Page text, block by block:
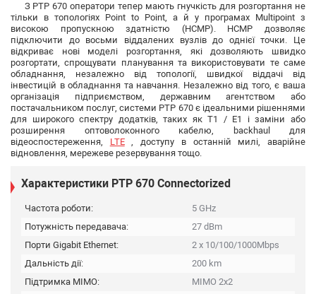
З PTP 670 оператори тепер мають гнучкість для розгортання не
тільки в топологіях Point to Point, а й у програмах Multipoint з
високою пропускною здатністю (HCMP). HCMP дозволяє
підключити до восьми віддалених вузлів до однієї точки. Це
відкриває нові моделі розгортання, які дозволяють швидко
розгортати, спрощувати планування та використовувати те саме
обладнання, незалежно від топології, швидкої віддачі від
інвестицій в обладнання та навчання. Незалежно від того, є ваша
організація підприємством, державним агентством або
постачальником послуг, системи PTP 670 є ідеальними рішеннями
для широкого спектру додатків, таких як T1 / E1 і заміни або
розширення оптоволоконного кабелю, backhaul для
відеоспостереження, LTE, доступу в останній милі, аварійне
відновлення, мережеве резервування тощо.
Характеристики PTP 670 Connectorized
Частота роботи:
5 GHz
Потужність передавача:
27 dBm
Порти Gigabit Ethernet:
2 x 10/100/1000Mbps
Дальність дії:
200 km
Підтримка MIMO:
MIMO 2x2